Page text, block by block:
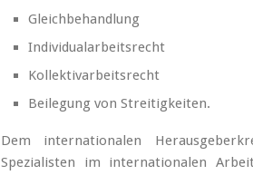
Gleichbehandlung
Individualarbeitsrecht
Kollektivarbeitsrecht
Beilegung von Streitigkeiten.
Dem internationalen
Spezialisten im internationalen